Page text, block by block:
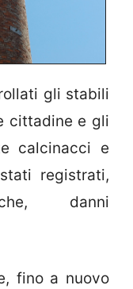
gli stabili
cittadine e gli
calcinacci e
registrati,
danni
fino a nuovo